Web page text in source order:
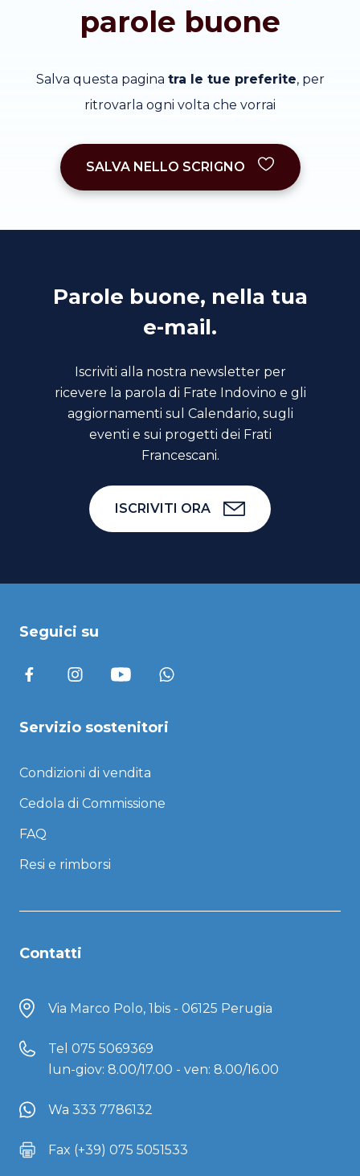
parole buone
Salva questa pagina tra le tue preferite, per
ritrovarla ogni volta che vorrai
SALVA NELLO SCRIGNO
Parole buone, nella tua
e-mail.
Iscriviti alla nostra newsletter per
ricevere la parola di Frate Indovino e gli
aggiornamenti sul Calendario, sugli
eventi e sui progetti dei Frati
Francescani.
ISCRIVITI ORA
Seguici su
Servizio sostenitori
Condizioni di vendita
Cedola di Commissione
FAQ
Resi e rimborsi
Contatti
Via Marco Polo, 1bis - 06125 Perugia
Tel 075 5069369
lun-giov: 8.00/17.00 - ven: 8.00/16.00
Wa 333 7786132
Fax (+39) 075 5051533